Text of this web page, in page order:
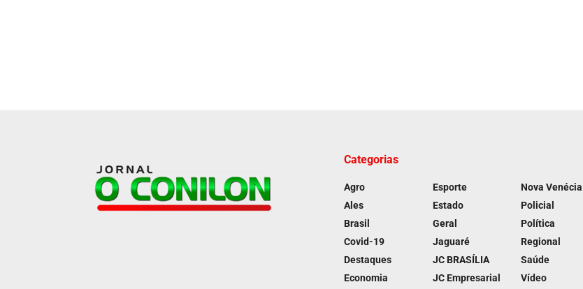
Categorias
Agro
Ales
Brasil
Covid-19
Destaques
Economia
Esporte
Estado
Geral
Jaguaré
JC BRASÍLIA
JC Empresarial
Nova Venécia
Policial
Política
Regional
Saúde
Vídeo